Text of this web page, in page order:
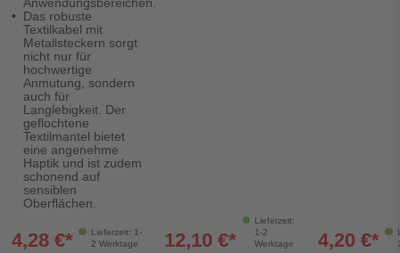
Das robuste
Textilkabel mit
Metallsteckern sorgt
nicht nur für
hochwertige
Anmutung, sondern
auch für
Langlebigkeit. Der
geflochtene
Textilmantel bietet
eine angenehme
Haptik und ist zudem
schonend auf
sensiblen
Oberflächen.
Lieferzeit: 1-
2 Werktage
4,28 €*
Lieferzeit:
1-2
Werktage
12,10 €* 4,20 €*